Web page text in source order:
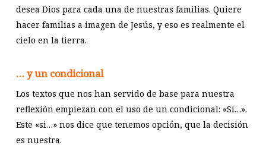
desea Dios para cada una de nuestras familias. Quiere
hacer familias a imagen de Jesús, y eso es realmente el
cielo en la tierra.
… y un condicional
Los textos que nos han servido de base para nuestra
reflexión empiezan con el uso de un condicional: «Si…».
Este «si…» nos dice que tenemos opción, que la decisión
es nuestra.